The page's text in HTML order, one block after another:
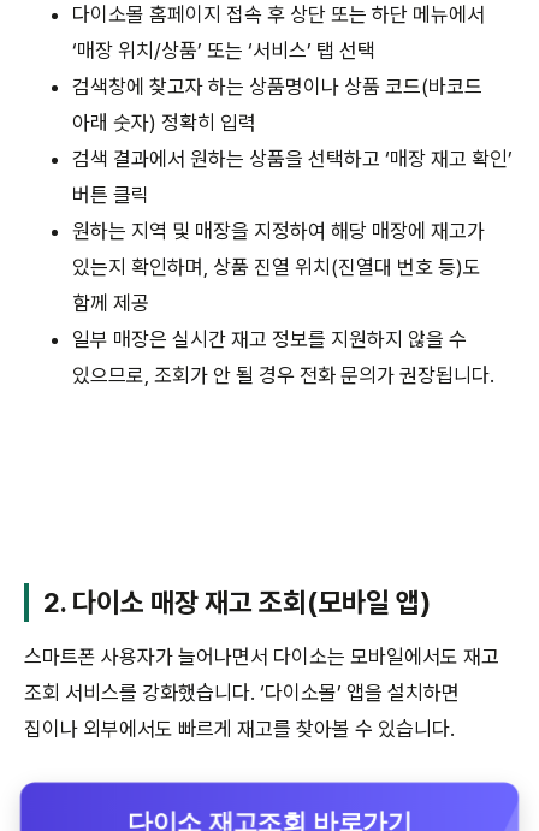
다이소몰 홈페이지 접속 후 상단 또는 하단 메뉴에서
‘매장 위치/상품’ 또는 ‘서비스’ 탭 선택
검색창에 찾고자 하는 상품명이나 상품 코드(바코드
아래 숫자) 정확히 입력
검색 결과에서 원하는 상품을 선택하고 ‘매장 재고 확인’
버튼 클릭
원하는 지역 및 매장을 지정하여 해당 매장에 재고가
있는지 확인하며, 상품 진열 위치(진열대 번호 등)도
함께 제공
일부 매장은 실시간 재고 정보를 지원하지 않을 수
있으므로, 조회가 안 될 경우 전화 문의가 권장됩니다.
2. 다이소 매장 재고 조회(모바일 앱)
스마트폰 사용자가 늘어나면서 다이소는 모바일에서도 재고
조회 서비스를 강화했습니다. ‘다이소몰’ 앱을 설치하면
집이나 외부에서도 빠르게 재고를 찾아볼 수 있습니다.
다이소 재고조회 바로가기